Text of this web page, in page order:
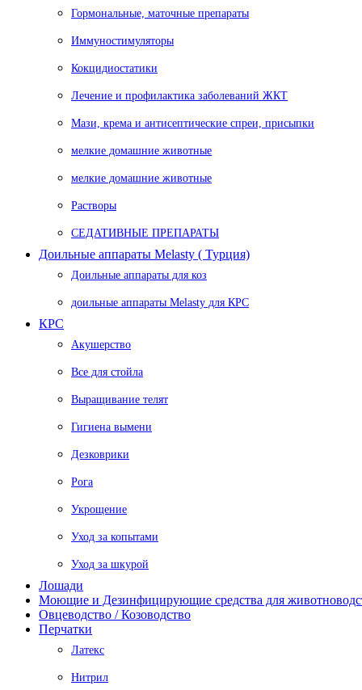
Гормональные, маточные препараты
Иммуностимуляторы
Кокцидиостатики
Лечение и профилактика заболеваний ЖКТ
Мази, крема и антисептические спреи, присыпки
мелкие домашние животные
мелкие домашние животные
Растворы
СЕДАТИВНЫЕ ПРЕПАРАТЫ
Доильные аппараты Melasty ( Турция)
Доильные аппараты для коз
доильные аппараты Melasty для КРС
КРС
Акушерство
Все для стойла
Выращивание телят
Гигиена вымени
Дезковрики
Рога
Укрощение
Уход за копытами
Уход за шкурой
Лошади
Моющие и Дезинфицирующие средства для
Овцеводство / Козоводство
Перчатки
Латекс
Нитрил